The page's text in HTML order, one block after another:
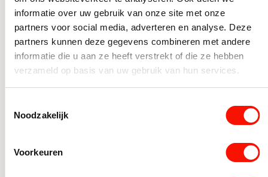
informatie over uw gebruik van onze site met onze
partners voor social media, adverteren en analyse. Deze
partners kunnen deze gegevens combineren met andere
informatie die u aan ze heeft verstrekt of die ze hebben
verzameld op basis van uw gebruik van hun services.
Noodzakelijk
Voorkeuren
Denk hierbij aan de waterstraal uit een kraan of
douchekop.
IP67
lampen zijn stofdicht en beschermd tegen